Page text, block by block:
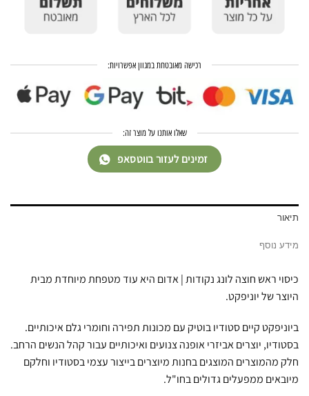
רכישה מאובטחת במגוון אפשרויות:
שאלו אותנו על מוצר זה:
זמינים לעזור בווטסאפ
תיאור
מידע נוסף
כיסוי ראש חוצה לונג נקודות | אדום היא עוד מטפחת מיוחדת מבית
היוצר של יוניפקט.
ביוניפקט קיים סטודיו בוטיק עם מכונות תפירה וחומרי גלם איכותיים.
בסטודיו, יוצרים אביזרי אופנה צנועים ואיכותיים עבור קהל הנשים הרחב.
חלק מהמוצרים המוצגים בחנות מיוצרים בייצור עצמי בסטודיו וחלקם
מיובאים ממפעלים גדולים בחו"ל.